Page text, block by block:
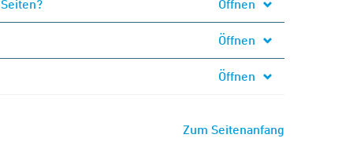
Öffnen
Öffnen
Öffnen
Zum Seitenanfang